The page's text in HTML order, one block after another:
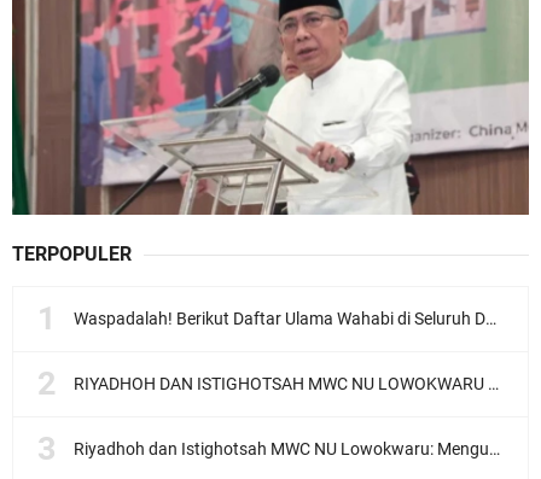
TERPOPULER
Waspadalah! Berikut Daftar Ulama Wahabi di Seluruh Dunia dan Karya-karyanya
RIYADHOH DAN ISTIGHOTSAH MWC NU LOWOKWARU Menyambut Muktamar NU ke-35, Meneguhkan Sanad Laku Para Muassis
Riyadhoh dan Istighotsah MWC NU Lowokwaru: Menguatkan Doa, Menjalin Ukhuwah Menyambut Muktamar NU ke-35